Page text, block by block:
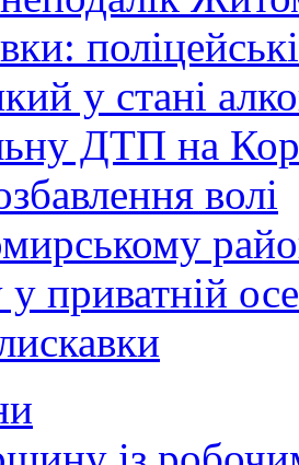
у стані
ДТП на
волі
приватній